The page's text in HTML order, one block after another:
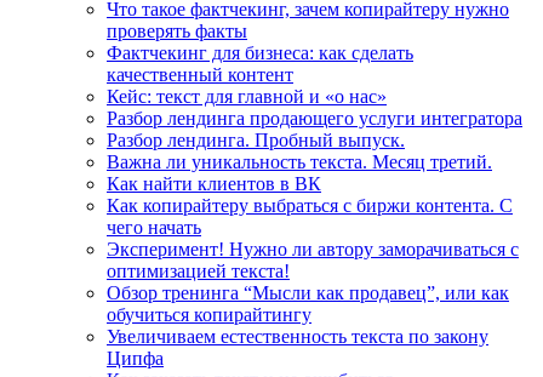
Что такое фактчекинг, зачем копирайтеру нужно
проверять факты
Фактчекинг для бизнеса: как сделать
качественный контент
Кейс: текст для главной и «о нас»
Разбор лендинга продающего услуги интегратора
Разбор лендинга. Пробный выпуск.
Важна ли уникальность текста. Месяц третий.
Как найти клиентов в ВК
Как копирайтеру выбраться с биржи контента. С
чего начать
Эксперимент! Нужно ли автору заморачиваться с
оптимизацией текста!
Обзор тренинга “Мысли как продавец”, или как
обучиться копирайтингу
Увеличиваем естественность текста по закону
Ципфа